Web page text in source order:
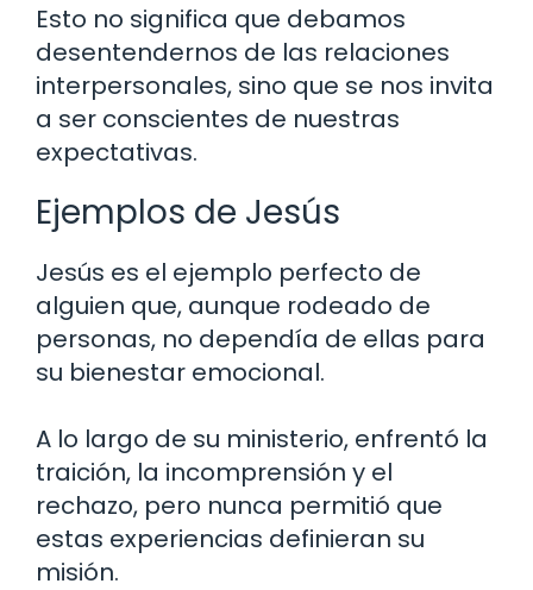
Esto no significa que debamos
desentendernos de las relaciones
interpersonales, sino que se nos invita
a ser conscientes de nuestras
expectativas.
Ejemplos de Jesús
Jesús es el ejemplo perfecto de
alguien que, aunque rodeado de
personas, no dependía de ellas para
su bienestar emocional.
A lo largo de su ministerio, enfrentó la
traición, la incomprensión y el
rechazo, pero nunca permitió que
estas experiencias definieran su
misión.